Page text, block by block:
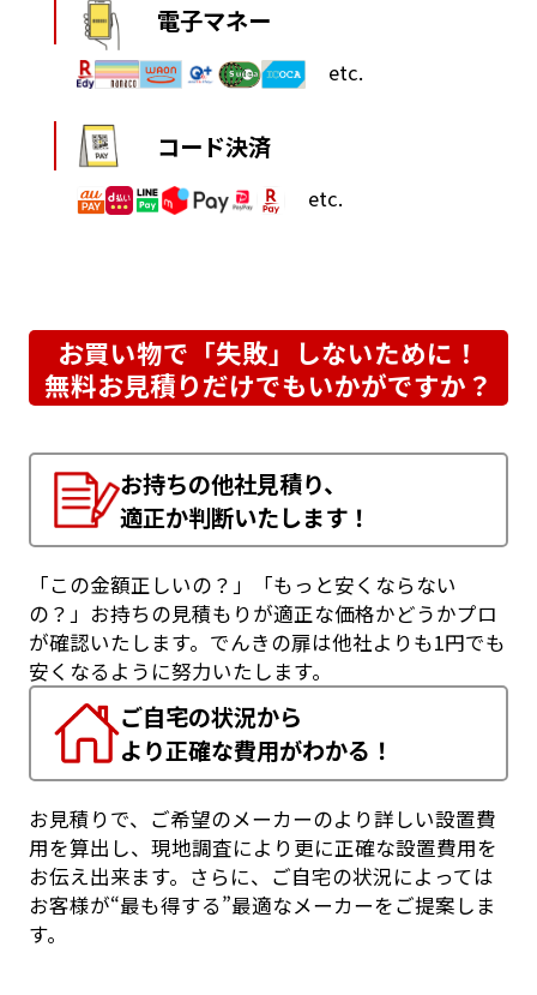
電子マネー
etc.
コード決済
etc.
お買い物で「失敗」しないために！
無料お見積りだけでもいかがですか？
お持ちの他社見積り、
適正か判断いたします！
「この金額正しいの？」「もっと安くならない
の？」お持ちの見積もりが適正な価格かどうかプロ
が確認いたします。でんきの扉は他社よりも1円でも
安くなるように努力いたします。
ご自宅の状況から
より正確な費用がわかる！
お見積りで、ご希望のメーカーのより詳しい設置費
用を算出し、現地調査により更に正確な設置費用を
お伝え出来ます。さらに、ご自宅の状況によっては
お客様が“最も得する”最適なメーカーをご提案しま
す。